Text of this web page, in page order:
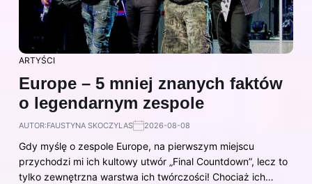
ARTYŚCI
Europe – 5 mniej znanych faktów
o legendarnym zespole
AUTOR:FAUSTYNA SKOCZYLAS 2026-08-08
Gdy myślę o zespole Europe, na pierwszym miejscu
przychodzi mi ich kultowy utwór „Final Countdown”, lecz to
tylko zewnętrzna warstwa ich twórczości! Chociaż ich…